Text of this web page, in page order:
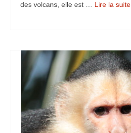
des volcans, elle est … Lire la suite­­